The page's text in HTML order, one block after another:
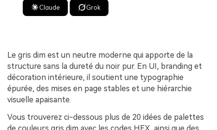
Claude Grok
Le gris dim est un neutre moderne qui apporte de la
structure sans la dureté du noir pur. En UI, branding et
décoration intérieure, il soutient une typographie
épurée, des mises en page stables et une hiérarchie
visuelle apaisante.
Vous trouverez ci-dessous plus de 20 idées de palettes